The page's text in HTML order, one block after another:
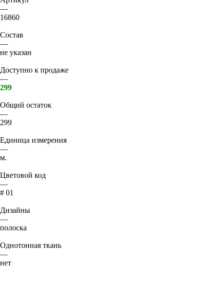
—
16860
Состав
—
не указан
Доступно к продаже
—
299
Общий остаток
—
299
Единица измерения
—
м.
Цветовой код
—
# 01
Дизайны
—
полоска
Однотонная ткань
—
нет